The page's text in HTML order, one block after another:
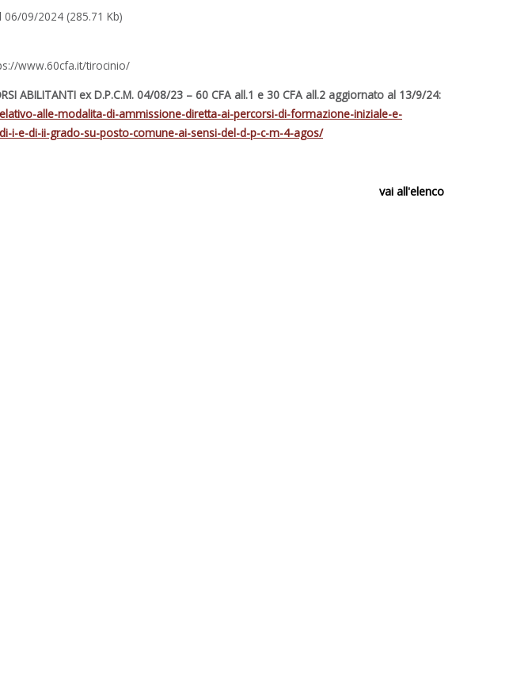
09/2024 (285.71 Kb)
www.60cfa.it/tirocinio/
ABILITANTI ex D.P.C.M. 04/08/23 – 60 CFA all.1 e 30 CFA all.2 aggiornato al 13/9/24:
alle-modalita-di-ammissione-diretta-ai-percorsi-di-formazione-iniziale-e-
i-e-di-ii-grado-su-posto-comune-ai-sensi-del-d-p-c-m-4-agos/
vai all'elenco